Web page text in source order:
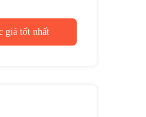
giá tốt nhất